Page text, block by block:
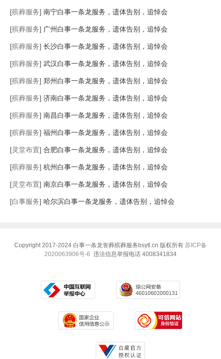
[殡葬服务] 南宁白事一条龙服务，遗体告别，追悼会
[殡葬服务] 广州白事一条龙服务，遗体告别，追悼会
[殡葬服务] 长沙白事一条龙服务，遗体告别，追悼会
[殡葬服务] 武汉白事一条龙服务，遗体告别，追悼会
[殡葬服务] 郑州白事一条龙服务，遗体告别，追悼会
[殡葬服务] 济南白事一条龙服务，遗体告别，追悼会
[殡葬服务] 南昌白事一条龙服务，遗体告别，追悼会
[殡葬服务] 福州白事一条龙服务，遗体告别，追悼会
[灵堂布置] 合肥白事一条龙服务，遗体告别，追悼会
[殡葬服务] 杭州白事一条龙服务，遗体告别，追悼会
[灵堂布置] 南京白事一条龙服务，遗体告别，追悼会
[白事服务] 哈尔滨白事一条龙服务，遗体告别，追悼会
Copyright 2017-2024 白事一条龙丧葬殡葬服务bsytl.cn 版权所有 苏ICP备
2020063906号-6 违法信息举报电话 4008341834